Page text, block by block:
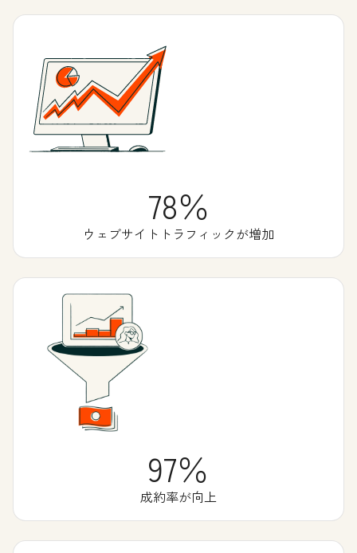
78％
ウェブサイトトラフィックが増加
97％
成約率が向上